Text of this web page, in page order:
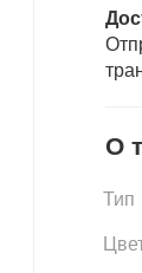
О
Тип